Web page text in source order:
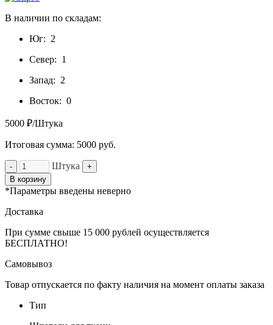
В наличии по складам:
Юг: 2
Север: 1
Запад: 2
Восток: 0
5000 ₽/Штука
Итоговая сумма: 5000 руб.
- Штука
+
В корзину
*Параметры введены неверно
Доставка
При сумме свыше 15 000 рублей осуществляется
БЕСПЛАТНО!
Самовывоз
Товар отпускается по факту наличия на момент оплаты заказа
Тип